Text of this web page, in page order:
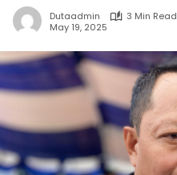
Dutaadmin
3 Min Read
May 19, 2025